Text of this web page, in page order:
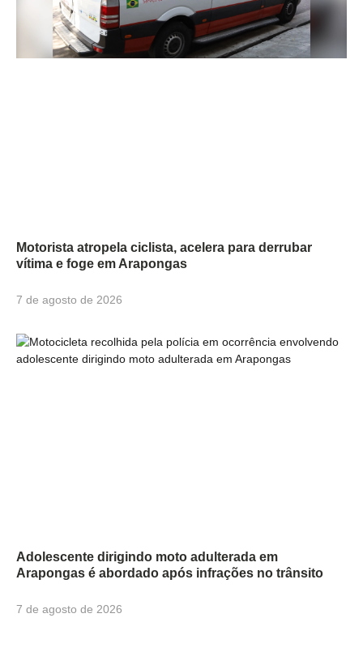
Motorista atropela ciclista, acelera para derrubar
vítima e foge em Arapongas
7 de agosto de 2026
Adolescente dirigindo moto adulterada em
Arapongas é abordado após infrações no trânsito
7 de agosto de 2026